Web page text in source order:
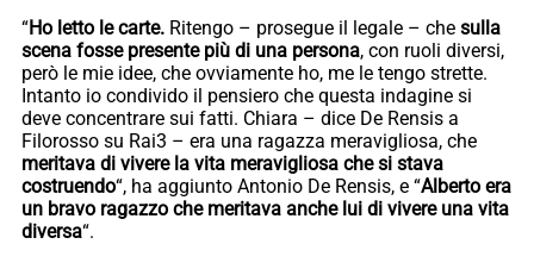
“Ho letto le carte. Ritengo – prosegue il legale – che sulla
scena fosse presente più di una persona, con ruoli diversi,
però le mie idee, che ovviamente ho, me le tengo strette.
Intanto io condivido il pensiero che questa indagine si
deve concentrare sui fatti. Chiara – dice De Rensis a
Filorosso su Rai3 – era una ragazza meravigliosa, che
meritava di vivere la vita meravigliosa che si stava
costruendo“, ha aggiunto Antonio De Rensis, e “Alberto era
un bravo ragazzo che meritava anche lui di vivere una vita
diversa“.